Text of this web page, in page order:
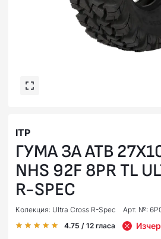
ITP
ГУМА ЗА АТВ
NHS 92F 8PR TL
R-SPEC
Колекция: Ultra Cross R-Spec
Арт. №:
4.75 / 12 гласа